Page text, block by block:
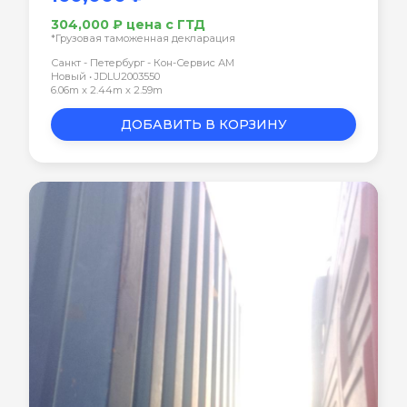
304,000 ₽ цена с ГТД
*Грузовая таможенная декларация
Санкт - Петербург - Кон-Сервис АМ
Новый • JDLU2003550
6.06m x 2.44m x 2.59m
ДОБАВИТЬ В КОРЗИНУ